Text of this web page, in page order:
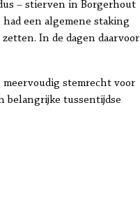
– stierven in Borgerhout
een algemene staking
In de dagen daarvoor
stemrecht voor
belangrijke tussentijdse